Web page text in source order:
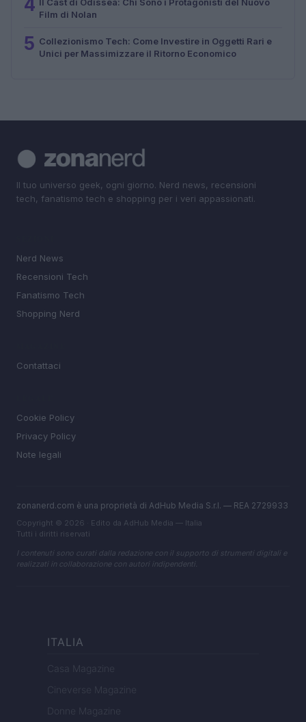
Film di Nolan
5 Collezionismo Tech: Come Investire in Oggetti Rari e
Unici per Massimizzare il Ritorno Economico
Il tuo universo geek, ogni giorno. Nerd news, recensioni
tech, fanatismo tech e shopping per i veri appassionati.
Nerd News
Recensioni Tech
Fanatismo Tech
Shopping Nerd
Contattaci
Cookie Policy
Privacy Policy
Note legali
zonanerd.com è una proprietà di AdHub Media S.r.l. — REA 2729933
Copyright © 2026 · Edito da AdHub Media — Italia
Tutti i diritti riservati
I contenuti sono curati dalla redazione con il supporto di strumenti digitali e
realizzati in collaborazione con autori indipendenti.
ITALIA
Casa Magazine
Cineverse Magazine
Donne Magazine